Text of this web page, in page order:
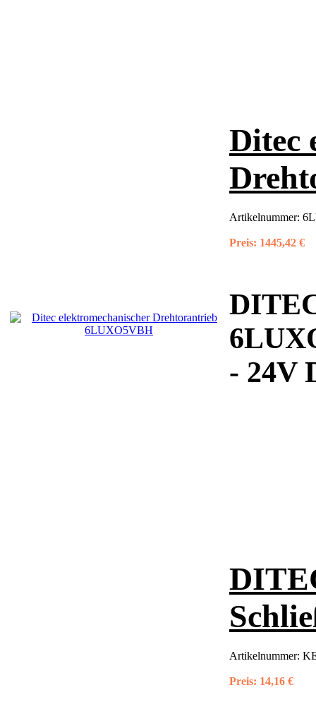
Ditec
Artikelnummer:
Preis: 1445,42 €
- 24V
Artikelnummer:
Preis: 14,16 €